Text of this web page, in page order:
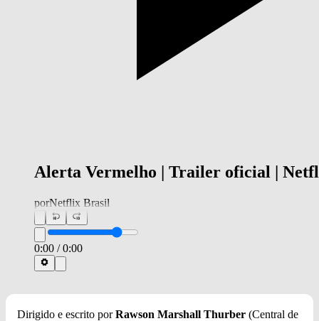
Alerta Vermelho | Trailer oficial |
porNetflix Brasil
0:00 /0:00
Dirigido e escrito porRawson Marshall Thurber (Central de